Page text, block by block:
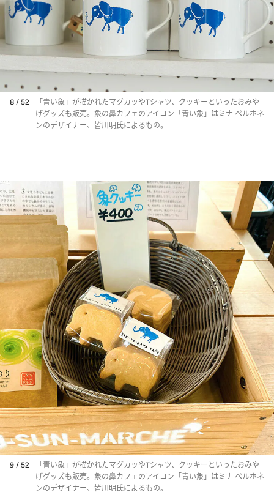
8 / 52
「青い象」が描かれたマグカッやTシャツ、クッキーといったおみや
げグッズも販売。象の鼻カフェのアイコン「青い象」はミナ ペルホネ
ンのデザイナー、皆川明氏によるもの。
9 / 52
「青い象」が描かれたマグカッやTシャツ、クッキーといったおみや
げグッズも販売。象の鼻カフェのアイコン「青い象」はミナ ペルホネ
ンのデザイナー、皆川明氏によるもの。